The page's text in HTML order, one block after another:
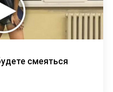
смеяться